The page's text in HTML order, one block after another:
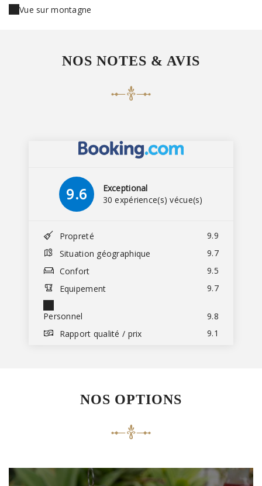
Vue sur montagne
NOS NOTES & AVIS
9.6
Exceptional
30 expérience(s) vécue(s)
Propreté
9.9
Situation géographique
9.7
Confort
9.5
Equipement
9.7
Personnel
9.8
Rapport qualité / prix
9.1
NOS OPTIONS